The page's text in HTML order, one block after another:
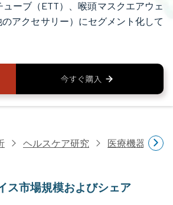
ーブ（ETT）、喉頭マスクエアウェ
アクセサリー）にセグメント化して
ヘルスケア研究 医療機器研究
ス市場規模およびシェア